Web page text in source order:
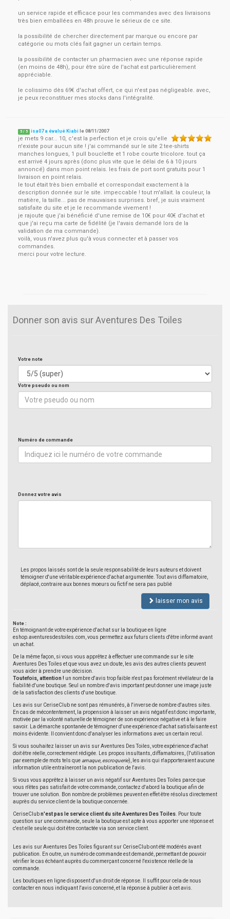
un service rapide et efficace pour les commandes avec des livraisons
très bien emballées en 48h prouve le sérieux de ce site.
la possibilité de chercher directement par marque ou encore par
catégorie ou mots clés fait gagner un certain temps.
la possibilité de contacter un pharmacien avec une réponse rapide
(en moins de 48h), pour être sûre de l'achat est particulièrement
appréciable.
le colissimo dès 69€ d'achat offert, ce qui n'est pas négligeable. avec,
je peux reconstituer mes stocks dans l'intégralité.
5 / 5 isa07 a évalué Kiabi le08/11/2007
je mets 9 car... 10, c'est la perfection et je crois qu'elle
n'existe pour aucun site ! j'ai commandé sur le site 2 tee-shirts
manches longues, 1 pull bouclette et 1 robe courte tricolore. tout ça
est arrivé 4 jours après (donc plus vite que le délai de 6 à 10 jours
annoncé) dans mon point relais. les frais de port sont gratuits pour 1
livraison en point relais.
le tout était très bien emballé et correspondait exactement à la
description donnée sur le site. impeccable ! tout m'allait. la couleur, la
matière, la taille... pas de mauvaises surprises. bref, je suis vraiment
satisfaite du site et je le recommande vivement !
je rajoute que j'ai bénéficié d'une remise de 10€ pour 40€ d'achat et
que j'ai reçu ma carte de fidélité (je l'avais demandé lors de la
validation de ma commande).
voilà, vous n'avez plus qu'à vous connecter et à passer vos
commandes.
merci pour votre lecture.
Donner son avis sur Aventures Des Toiles
Votre note
Votre pseudo ou nom
Numéro de commande
Donnez votre avis
Les propos laissés sont de la seule responsabilité de leurs auteurs et doivent
témoigner d'une véritable expérience d'achat argumentée. Tout avis diffamatoire,
déplacé, contraire aux bonnes moeurs ou fictif ne sera pas publié
laisser mon avis
Note :
En témoignant de votre expérience d'achat sur la boutique en ligne
eshop.aventuresdestoiles.com, vous permettez aux futurs clients d'être informé avant
un achat.
De la même façon, si vous vous apprêtez à effectuer une commande sur le site
Aventures Des Toiles et que vous avez un doute, les avis des autres clients peuvent
vous aider à prendre une décision.
Toutefois, attention ! un nombre d'avis trop faible n'est pas forcément révélateur de la
fiabilité d'une boutique. Seul un nombre d'avis important peut donner une image juste
de la satisfaction des clients d'une boutique.
Les avis sur CeriseClub ne sont pas rémunérés, à l'inverse de nombre d'autres sites.
En cas de mécontentement, la propension à laisser un avis négatif est donc importante,
motivée par la volonté naturelle de témoigner de son expérience négative et à le faire
savoir. La démarche spontanée de témoigner d'une expérience d'achat satisfaisante est
moins évidente. Il convient donc d'analyser les informations avec un certain recul.
Si vous souhaitez laisser un avis sur Aventures Des Toiles, votre expérience d'achat
doit être réelle, correctement rédigée. Les propos insultants, diffamatoires, (l'utilisation
par exemple de mots tels que arnaque, escroquerie), les avis qui n'apporteraient aucune
information utile entraîneront la non publication de l'avis.
Si vous vous apprêtez à laisser un avis négatif sur Aventures Des Toiles parce que
vous n'êtes pas satisfait de votre commande, contactez d'abord la boutique afin de
trouver une solution. Bon nombre de problèmes peuvent en effet être résolus directement
auprès du service client de la boutique concernée.
CeriseClubn'est pas le service client du site Aventures Des Toiles . Pour toute
question sur une commande, seule la boutique est apte à vous apporter une réponse et
c'est elle seule qui doit être contactée via son service client.
Les avis sur Aventures Des Toiles figurant sur CeriseClub ont été modérés avant
publication. En outre, un numéro de commande est demandé, permettant de pouvoir
vérifier le cas échéant auprès du commerçant concerné l'existence réelle de la
commande.
Les boutiques en ligne disposent d'un droit de réponse. Il suffit pour cela de nous
contacter en nous indiquant l'avis concerné, et la réponse à publier à cet avis.